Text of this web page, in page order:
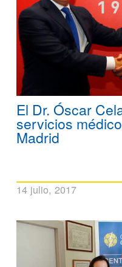
El Dr. Óscar
servicios
Madrid
14 julio, 2017